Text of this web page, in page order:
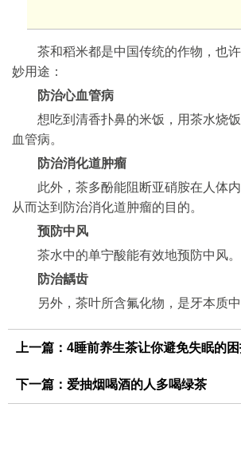
茶和稻米都是中国传统的作物，也
妙用途：
防治心血管病
想吃到清香扑鼻的米饭，用茶水烧
血管病。
防治消化道肿瘤
此外，茶多酚能阻断亚硝胺在人体
从而达到防治消化道肿瘤的目的。
预防中风
茶水中的单宁酸能有效地预防中风。
防治龋齿
另外，茶叶所含氟化物，是牙本质
上一篇： 4睡前养生茶让你避免失眠的
下一篇： 爱抽烟喝酒的人多喝绿茶